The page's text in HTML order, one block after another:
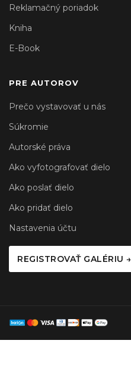
Reklamačný poriadok
Kniha
E-Book
PRE AUTOROV
Prečo vystavovať u nás
Súkromie
Autorské práva
Ako vyfotografovať dielo
Ako poslať dielo
Ako pridať dielo
Nastavenia účtu
REGISTROVAŤ GALÉRIU →